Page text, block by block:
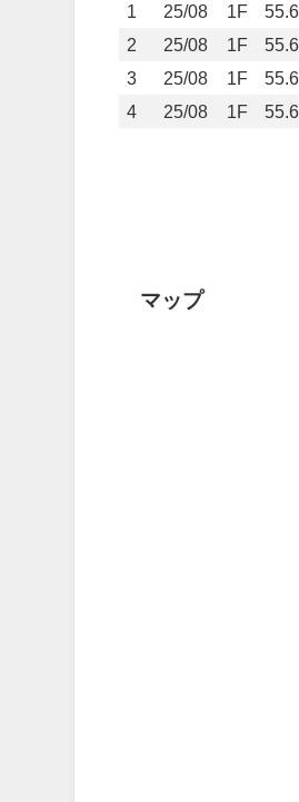
1 25/08 1F
2
25/08 1F
3
25/08 1F
4
25/08 1F
マップ